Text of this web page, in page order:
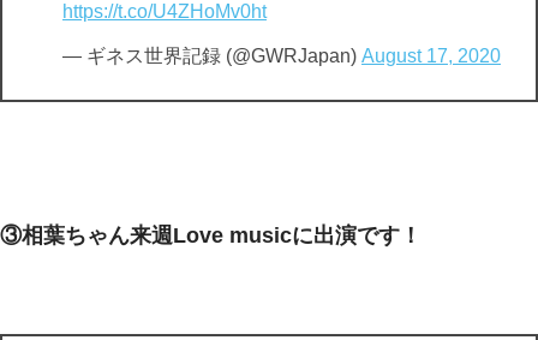
https://t.co/U4ZHoMv0ht
— ギネス世界記録 (@GWRJapan) August 17, 2020
③相葉ちゃん来週Love musicに出演です！